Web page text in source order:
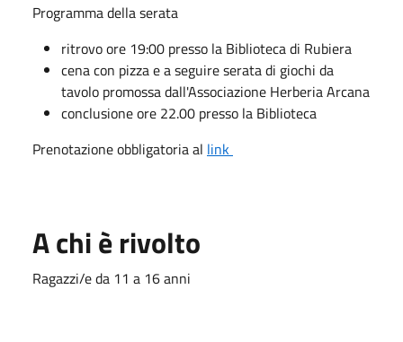
Programma della serata
ritrovo ore 19:00 presso la Biblioteca di Rubiera
cena con pizza e a seguire serata di giochi da
tavolo promossa dall'Associazione Herberia Arcana
conclusione ore 22.00 presso la Biblioteca
Prenotazione obbligatoria al link
A chi è rivolto
Ragazzi/e da 11 a 16 anni